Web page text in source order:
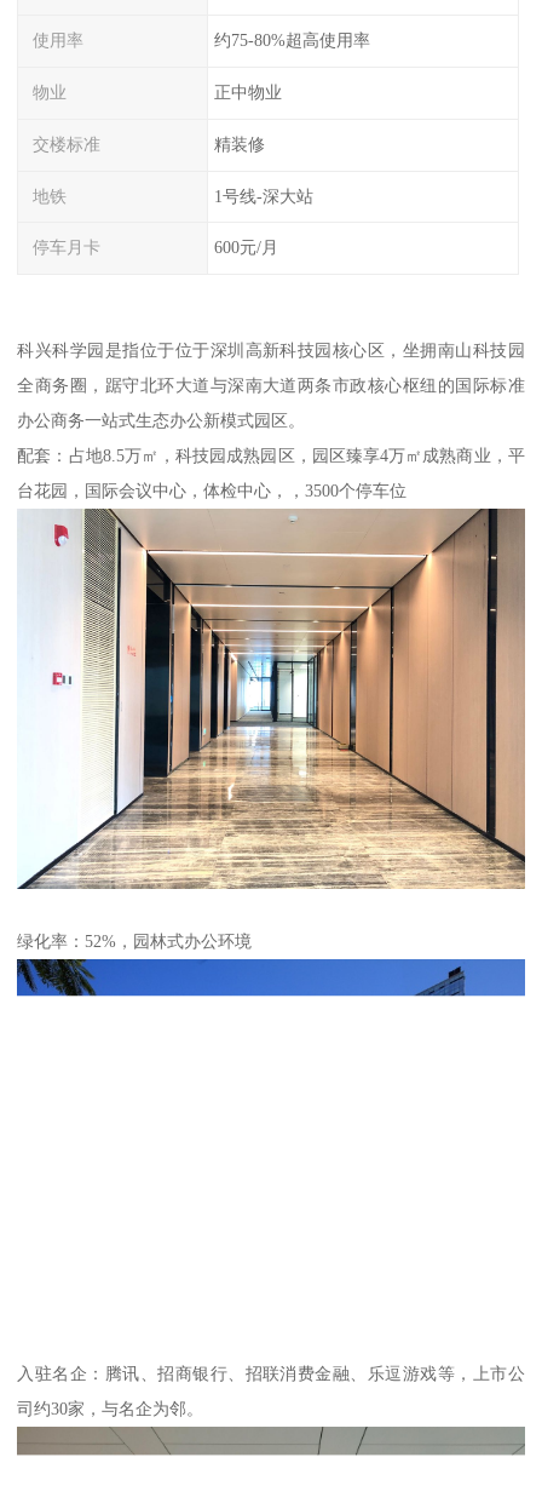
使用率 约75-80%超高使用率
物业 正中物业
交楼标准 精装修
地铁 1号线-深大站
停车月卡 600元/月
科兴科学园是指位于位于深圳高新科技园核心区，坐拥南山科技园
全商务圈，踞守北环大道与深南大道两条市政核心枢纽的国际标准
办公商务一站式生态办公新模式园区。
配套：占地8.5万㎡，科技园成熟园区，园区臻享4万㎡成熟商业，平
台花园，国际会议中心，体检中心，，3500个停车位
绿化率：52%，园林式办公环境
入驻名企：腾讯、招商银行、招联消费金融、乐逗游戏等，上市公
司约30家，与名企为邻。